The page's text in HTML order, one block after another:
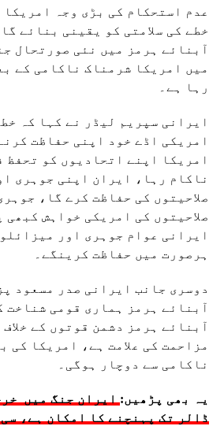
عدم استحکام کی بڑی وجہ
خطے کی سلامتی کو یقینی بنائے
آبنائے ہرمز میں نئی صورتحال
میں امریکا شرمناک ناکامی کے
رہا ہے۔
ایرانی سپریم لیڈر نے کہا کہ
امریکی اڈے خود اپنی حفاظت
امریکا اپنے اتحادیوں کو تحفظ
ناکام رہا، ایران اپنی جوہری
صلاحیتوں کی حفاظت کرے گا،
صلاحیتوں کی امریکی خواہش کبھی
ایرانی عوام جوہری اور
ہرصورت میں حفاظت کرینگے۔
دوسری جانب ایرانی صدر مسعود
آبنائے ہرمز ہماری قومی شناخت
آبنائے ہرمز دشمن قوتوں کے
مزاحمت کی علامت ہے، امریکا کی
ناکامی سے دوچار ہوگی۔
یہ بھی پڑھیں:
ڈالر تک پہنچنے کا امکان ہے،